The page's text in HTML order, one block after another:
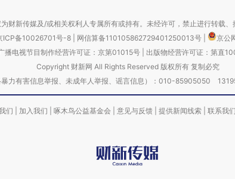
财新传媒及/或相关权利人专属所有或持有。未经许可，禁止进行转载、
ICP备10026701号-8 网信算备110105862729401250013号
京公
播电视节目制作经营许可证：京第01015号| 出版物经营许可证：第直
Copyright 财新网 All Rights Reserved 版权所有 复制必究
暴力有害信息举报、未成年人举报、谣言信息）：010-85905050
们 加入我们 啄木鸟公益基金会 意见与反馈 提供新闻线索 联系我们